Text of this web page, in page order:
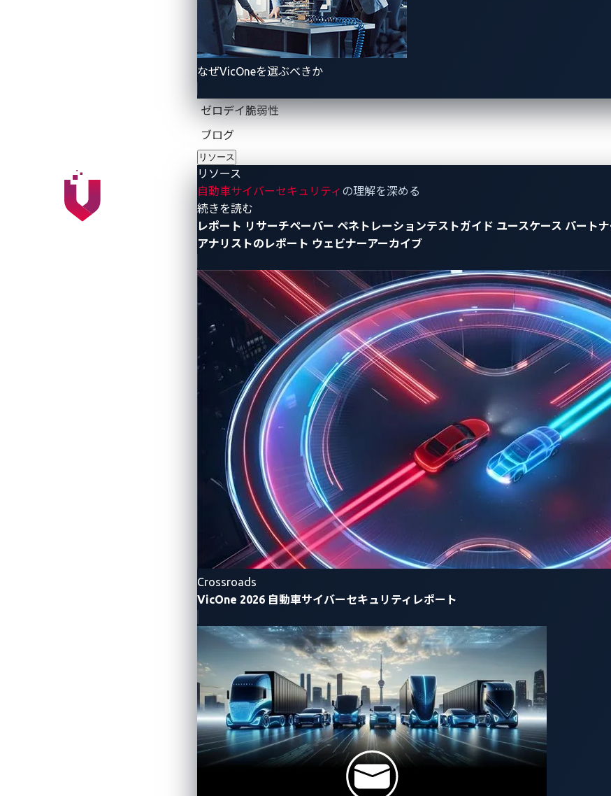
なぜVicOneを選ぶべきか
ゼロデイ脆弱性
ブログ
リソース
リソース
自動車サイバーセキュリティ の理解を深める
続きを読む
レポート リサーチペーパー ペネトレーションテストガイド ユースケース パート
アナリストのレポート ウェビナーアーカイブ
Crossroads
VicOne 2026 自動車サイバーセキュリティレポート
「CES2025」ではP3グループのブースにて、P3デジタルサービスの主力製品の一つであるSPARQ
る、VicOneの車載AIセキュリティ監視ソリューション「AI Guardian」のデモンストレーションが披
P3デジタルサービスのSPARQ音声パーソナル・アシスタントは、ドライバーにハンズフリー操作
されたサポートを提供する、車載インフォテインメント（IVI）システムです。VicOne の製品「
である「AI Guardian」は、このような AI搭載アプリケーションを、AIプロンプト・インジェクシ
ラグインによるデータ漏洩から保護するソリューションです。
P3の主力製品であるSPARQ OSインフォテインメント・プラットフォームは、200を超えるアプリ
ナル・アシスタントや、スマート・ナビゲーションなどの便利な機能も備えられ、数多くのサービ
この最先端のソリューションがあれば、ちょっとしたお買い物先へのドライブから大陸を横断する
したものになります。
Amazon Web Services（AWS）シアターにて 「生成AI：SDV時代の自動車製品セキュリティリスク
本講演では、VicOneがAWSのAIサービスを活用し、リソースの制約、データ過多、UN-R155への対
ク管理の課題克服をどのように支援しているのか、UDトラックス社の事例を基に解説します。
■P3デジタルサービスの最高技術責任者兼マネージン
Marius Mailat氏のコメント
ドライバーは、当社のAI音声パーソナル・アシスタントを使って車の様々な機能をシームレスにコ
り、いつでも車内のBGMを変えたりすることができます。同時にVicOneの「AI Guardian」は、機
リスクに対処します。VicOneが提供するこの信頼性の高いソリューションは、AI音声パーソナル・
性を、ドライバーがフルに活用することを可能とし、安心をもたらします。
■VicOne最高経営責任者（CEO） マックス・チェン
「AI Guardian」は、サイバー脅威がSPARQ AI音声パーソナル・アシスタントにまで及ばないように
視・保護し、予期せぬプライバシー侵害やデータ漏洩を防ぎます。私たちは、P3デジタルサービス
役割を果たすでしょう。
VicOneは、自動車サイバーセキュリティ分野におけるイノベーションを牽引し、業界最先端かつ包
デジタルサービスなど、業界をリードする企業との連携により、各社の専門知識を結集し、自動車
サイバー脅威に先んじ、車両、ドライバー、そして機密データを保護できるよう支援しています。
CES 2025は、1月7日（水）～1月10日（土）まで開催されます。VicOneのCES 2025（https://
https://vicone.com/jp/cesをご覧ください。